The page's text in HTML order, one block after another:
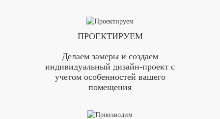
ПРОЕКТИРУЕМ
Делаем замеры и создаем
индивидуальный дизайн-проект с
учетом особенностей вашего
помещения